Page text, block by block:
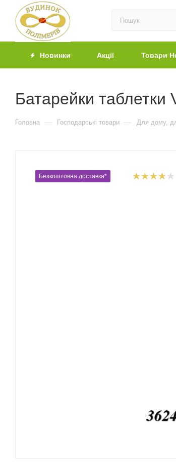
Новинки Акції Товари
Батарейки
Головна — Господарські товари — Для дому,
Безкоштовна доставка*